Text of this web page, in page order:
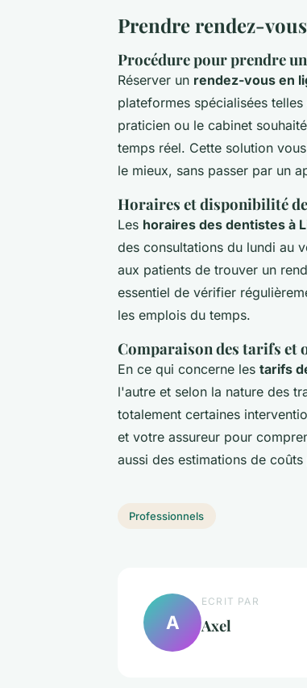
Prendre rendez-
Procédure pour prendre
Réserver un rendez-vous en
plateformes spécialisées telles
praticien ou le cabinet
temps réel. Cette solution
le mieux, sans passer par un
Horaires et disponibilité
Les horaires des dentistes à
des consultations du lundi au
aux patients de trouver un
essentiel de vérifier
les emplois du temps.
Comparaison des tarifs et
En ce qui concerne les tarifs
l'autre et selon la nature des
totalement certaines
et votre assureur pour
aussi des estimations de
Professionnels
A
ECRIT PAR
Axel